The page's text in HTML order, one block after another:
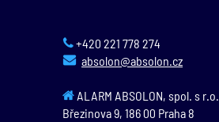
+420 221 778 274
absolon@absolon.cz
ALARM ABSOLON, spol. s r.o.
Březinova 9, 186 00 Praha 8